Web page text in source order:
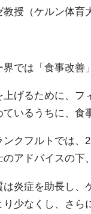
授（ケルン体育
では「食事改善
げるために、フ
いるうちに、食
クフルトでは、
アドバイスの下
は炎症を助長し
り少なくし、さ